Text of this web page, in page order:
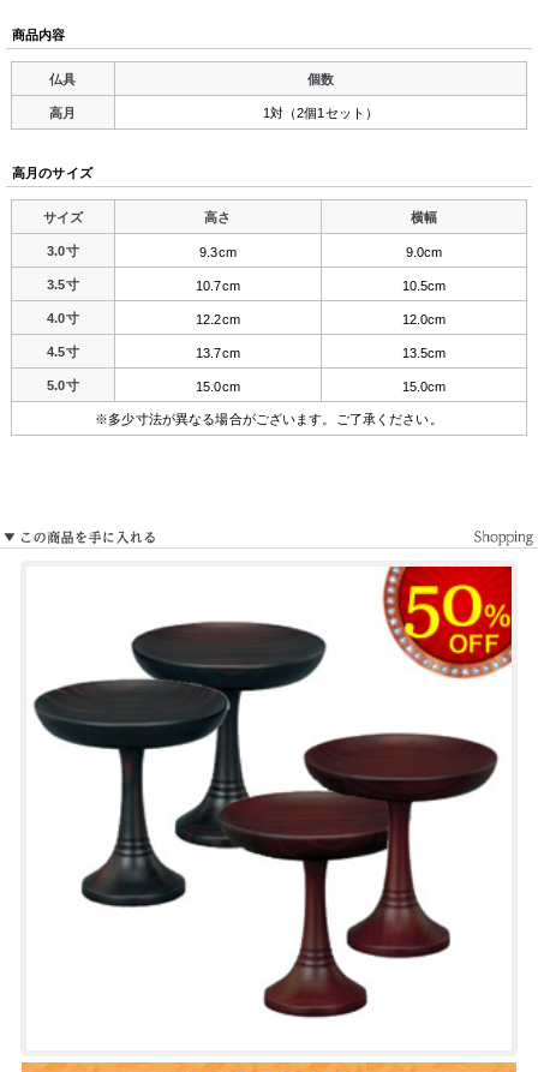
商品内容
仏具 個数
高月 1対（2個1セット）
高月のサイズ
サイズ 高さ 横幅
3.0寸 9.3cm 9.0cm
3.5寸 10.7cm 10.5cm
4.0寸 12.2cm 12.0cm
4.5寸 13.7cm 13.5cm
5.0寸 15.0cm 15.0cm
※多少寸法が異なる場合がございます。ご了承ください。